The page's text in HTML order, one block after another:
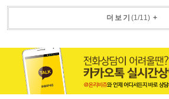
더보기 (1/11) +